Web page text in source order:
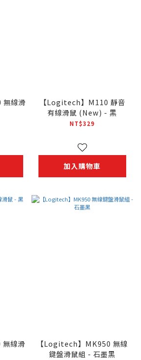
無線滑
【Logitech】M110 靜音
有線滑鼠 (New) - 黑
NT$329
加入購物車
線滑
【Logitech】MK950 無線
鍵盤滑鼠組 - 石墨黑